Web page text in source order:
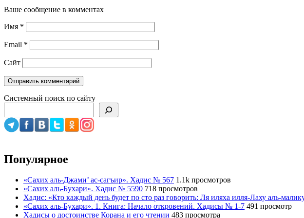
Ваше сообщение в комментах
Имя *
Email *
Сайт
Системный поиск по сайту
Популярное
«Сахих аль-Джами’ ас-сагъир». Хадис № 567 1.1k просмотров
«Сахих аль-Бухари». Хадис № 5590 718 просмотров
Хадис: «Кто каждый день будет по сто раз говорить: Ля иляха илля-Лаху аль-
«Сахих аль-Бухари». 1. Книга: Начало откровений. Хадисы № 1-7 491 просмотр
Хадисы о достоинстве Корана и его чтении 483 просмотра